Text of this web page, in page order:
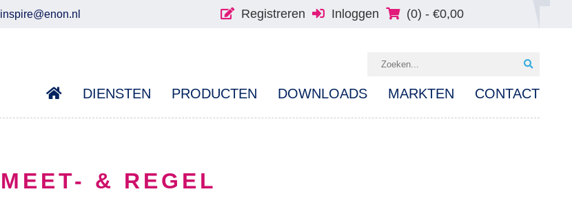
inspire@enon.nl Registreren Inloggen (0) - €0,00
DIENSTEN PRODUCTEN DOWNLOADS MARKTEN CONTACT
MEET- & REGEL